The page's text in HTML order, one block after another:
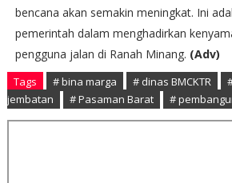
bencana akan semakin meningkat. Ini
pemerintah dalam menghadirkan
pengguna jalan di Ranah Minang. (Adv)
Tags # bina marga # dinas BMCKTR
jembatan
# Pasaman Barat #